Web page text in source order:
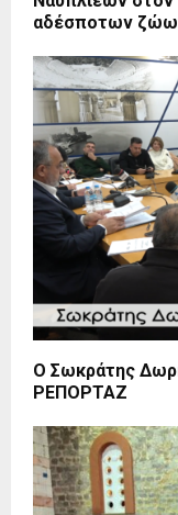
αδέσποτων
Ο Σωκράτης
ΡΕΠΟΡΤΑΖ